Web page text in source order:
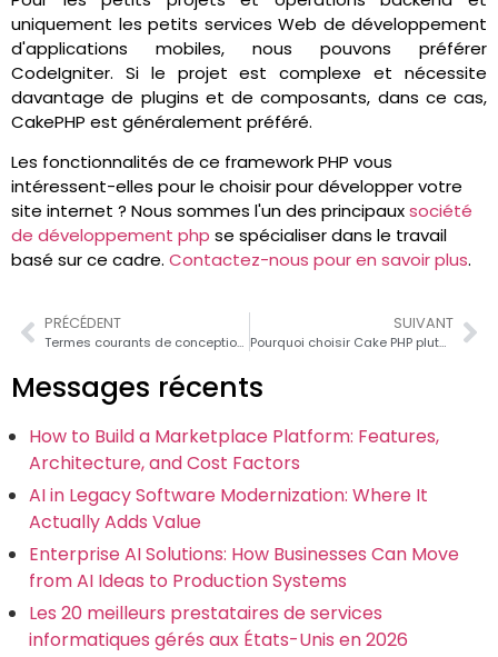
uniquement les petits services Web de développement
d'applications mobiles, nous pouvons préférer
CodeIgniter. Si le projet est complexe et nécessite
davantage de plugins et de composants, dans ce cas,
CakePHP est généralement préféré.
Les fonctionnalités de ce framework PHP vous
intéressent-elles pour le choisir pour développer votre
site internet ? Nous sommes l'un des principauxsociété
de développement php se spécialiser dans le travail
basé sur ce cadre. Contactez-nous pour en savoir plus.
PRÉCÉDENT
Termes courants de conception Web
SUIVANT
Pourquoi choisir Cake PHP plutôt que d’autres frameworks ?
Messages récents
How to Build a Marketplace Platform: Features,
Architecture, and Cost Factors
AI in Legacy Software Modernization: Where It
Actually Adds Value
Enterprise AI Solutions: How Businesses Can Move
from AI Ideas to Production Systems
Les 20 meilleurs prestataires de services
informatiques gérés aux États-Unis en 2026